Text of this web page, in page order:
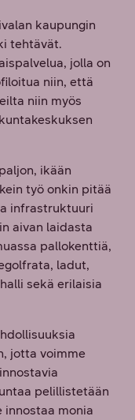
kaupungin
tehtävät.
jolla on
niin, että
niin myös
ikään
työ onkin pitää
infrastruktuuri
aivan laidasta
pallokenttiä,
ladut,
sekä erilaisia
jotta voimme
pelillistetään
innostaa monia